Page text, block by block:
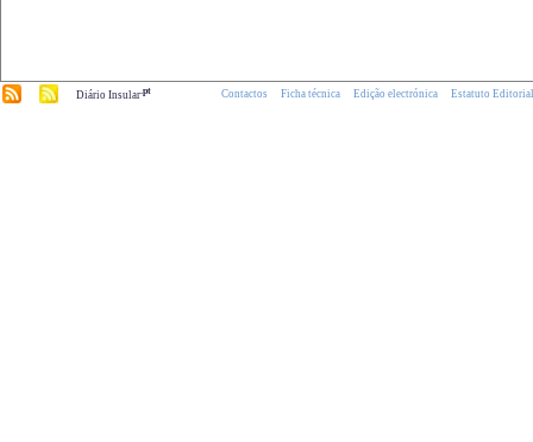
Diário Insular.pt Contactos Ficha técnica Edição electrónica Estatuto Editorial